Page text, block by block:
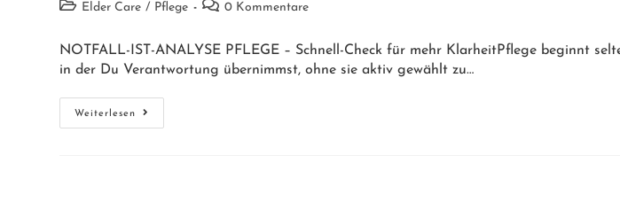
Elder Care / Pflege 0 Kommentare
NOTFALL-IST-ANALYSE PFLEGE – Schnell-Check für mehr KlarheitPflege beginnt
in der Du Verantwortung übernimmst, ohne sie aktiv gewählt zu…
Weiterlesen